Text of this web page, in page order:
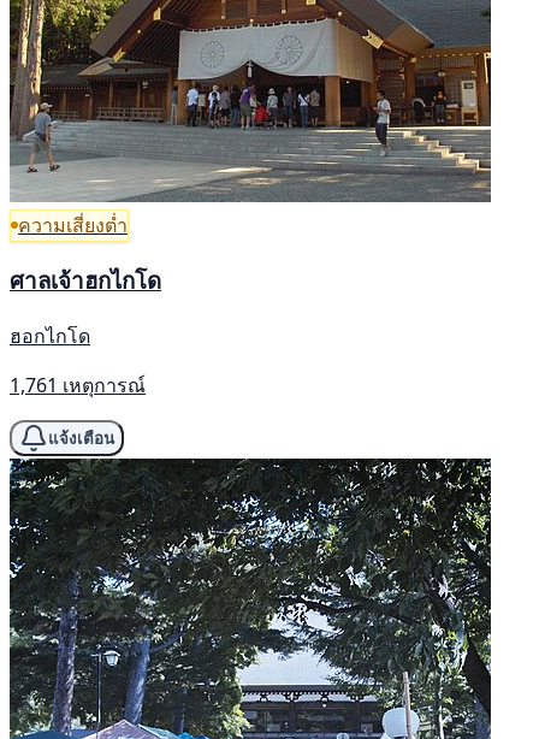
ความเสี่ยงต่ำ
ศาลเจ้าฮกไกโด
ฮอกไกโด
1,761 เหตุการณ์
แจ้งเตือน